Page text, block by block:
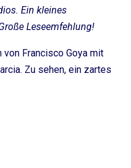
Ein kleines
Leseemfehlung!
Francisco Goya mit
Zu sehen, ein zartes